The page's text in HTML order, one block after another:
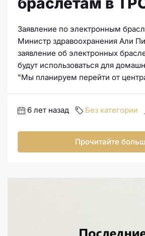
Заявление по электронным
Министр здравоохранения Али
заявление об электронных
будут использоваться для
"Мы планируем перейти от
6 лет назад Без категории
Прочитайте